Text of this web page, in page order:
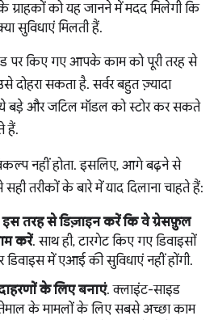
को यह जानने में मदद मिलेगी कि
सुविधाएं मिलती हैं.
पर किए गए आपके काम को पूरी तरह से
सकता है. सर्वर बहुत ज़्यादा
ये बड़े और जटिल मॉडल को स्टोर कर सकते
हैं.
नहीं होता. इसलिए, आगे बढ़ने से
तरीकों के बारे में याद दिलाना चाहते हैं:
तरह से डिज़ाइन करें कि वे ग्रेसफ़ुल
करें. साथ ही, टारगेट किए गए डिवाइसों
डिवाइस में एआई की सुविधाएं नहीं होंगी.
के लिए बनाएं. क्लाइंट-साइड
के मामलों के लिए सबसे अच्छा काम